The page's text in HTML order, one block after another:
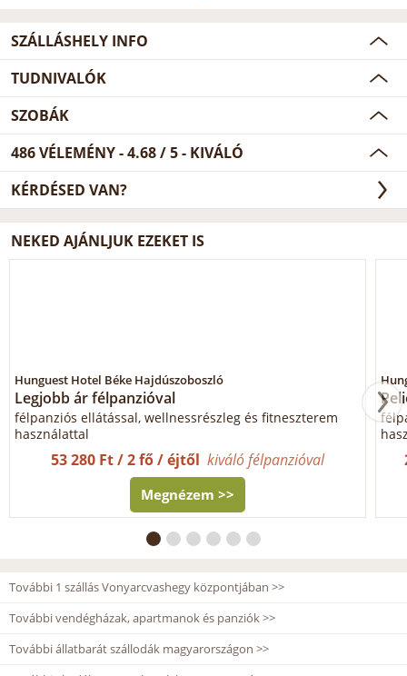
SZÁLLÁSHELY INFO
TUDNIVALÓK
SZOBÁK
486VÉLEMÉNY -4.68/5- KIVÁLÓ
KÉRDÉSED VAN?
NEKED AJÁNLJUK EZEKET IS
Hunguest Hotel Béke Hajdúszoboszló
Legjobb ár félpanzióval
félpanziós ellátással, wellnessrészleg és fitneszterem
használattal
53 280 Ft / 2 fő / éjtőlkiváló félpanzióval
Megnézem >>
További 1 szállás Vonyarcvashegy központjában >>
További vendégházak, apartmanok és panziók >>
További állatbarát szállodák magyarországon >>